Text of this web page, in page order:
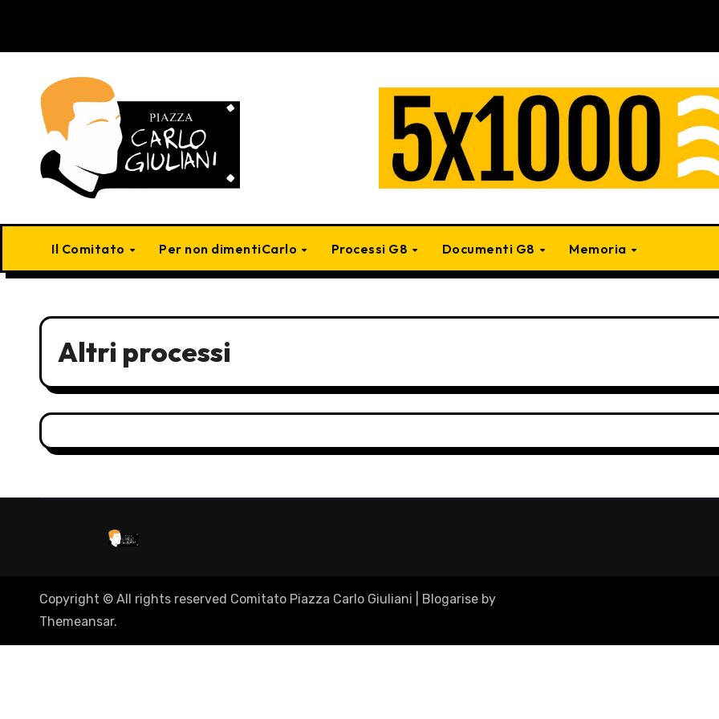
content
Il Comitato Per non dimentiCarlo Processi G8 Documenti G8 Memoria
Altri processi
Copyright © All rights reserved Comitato Piazza Carlo Giuliani Blogarise by
Themeansar.